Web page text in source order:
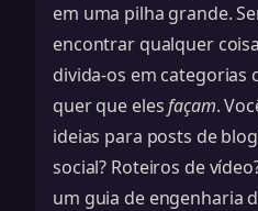
em uma pilha grande.
encontrar qualquer
divida-os em categorias
quer que elesfaçam.
ideias para posts de
social? Roteiros de
um guia de engenharia